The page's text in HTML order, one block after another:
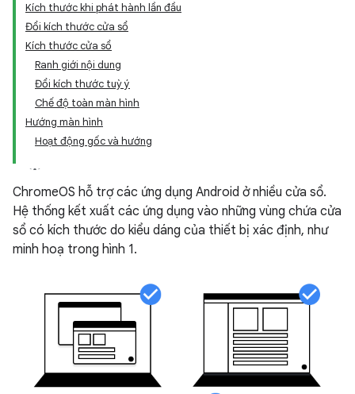
Kích thước khi phát hành lần đầu
Đổi kích thước cửa sổ
Kích thước cửa sổ
Ranh giới nội dung
Đổi kích thước tuỳ ý
Chế độ toàn màn hình
Hướng màn hình
Hoạt động gốc và hướng
ChromeOS hỗ trợ các ứng dụng Android ở nhiều cửa sổ.
Hệ thống kết xuất các ứng dụng vào những vùng chứa cửa
sổ có kích thước do kiểu dáng của thiết bị xác định, như
minh hoạ trong hình 1.